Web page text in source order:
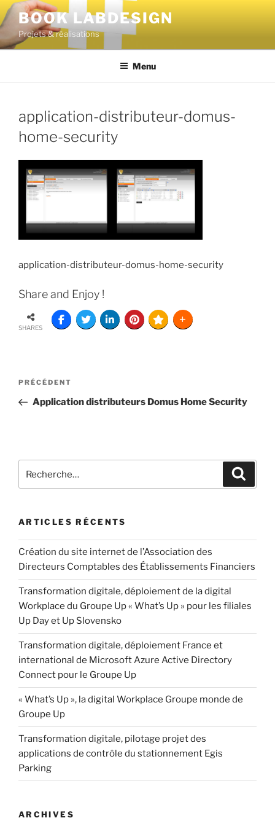
BOOK LABDESIGN
Projets & réalisations
Menu
application-distributeur-domus-
home-security
application-distributeur-domus-home-security
Share and Enjoy !
SHARES
PRÉCÉDENT
Application distributeurs Domus Home Security
ARTICLES RÉCENTS
Création du site internet de l’Association des
Directeurs Comptables des Établissements Financiers
Transformation digitale, déploiement de la digital
Workplace du Groupe Up « What’s Up » pour les filiales
Up Day et Up Slovensko
Transformation digitale, déploiement France et
international de Microsoft Azure Active Directory
Connect pour le Groupe Up
« What’s Up », la digital Workplace Groupe monde de
Groupe Up
Transformation digitale, pilotage projet des
applications de contrôle du stationnement Egis
Parking
ARCHIVES